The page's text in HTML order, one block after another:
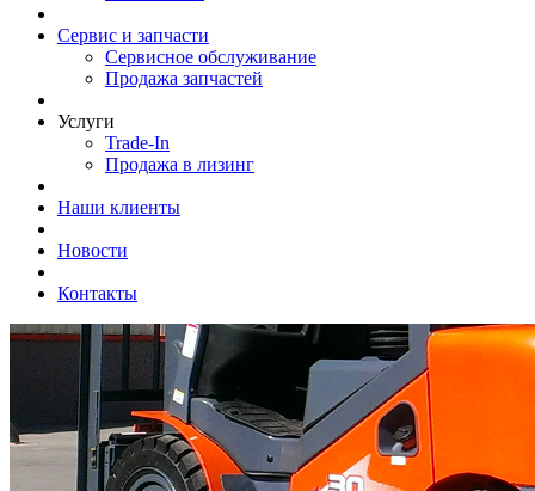
Сервис и запчасти
Сервисное обслуживание
Продажа запчастей
Услуги
Trade-In
Продажа в лизинг
Наши клиенты
Новости
Контакты